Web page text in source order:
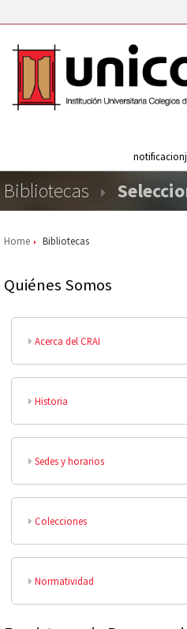
Bibliotecas
Home Bibliotecas
Quiénes Somos
Acerca del CRAI
Historia
Sedes y horarios
Colecciones
Normatividad